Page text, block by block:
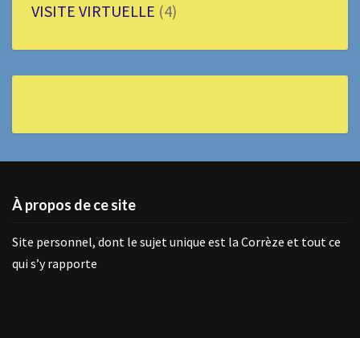
VISITE VIRTUELLE (4)
À propos de ce site
Site personnel, dont le sujet unique est la Corrèze et tout ce
qui s’y rapporte